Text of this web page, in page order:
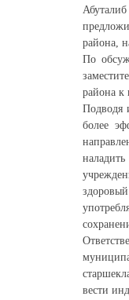
района,
По
района к
Подводя
более
вести